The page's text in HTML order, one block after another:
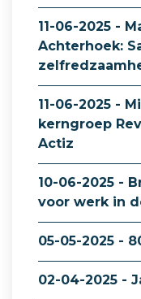
11-06-2025 -
Achterhoek:
11-06-2025 -
kerngroep
Actiz
10-06-2025 -
voor werk in
05-05-2025 -
02-04-2025 -